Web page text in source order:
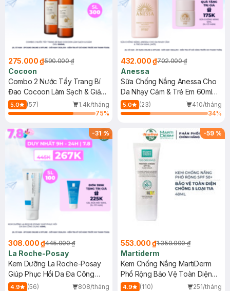
275.000 ₫590.000 ₫
Cocoon
Combo 2 Nước Tẩy Trang Bí
Đao Cocoon Làm Sạch & Giảm
Dầu 500ml
5.0 (57)
1.4k/tháng
75%
432.000 ₫702.000 ₫
Anessa
Sữa Chống Nắng Anessa Cho
Da Nhạy Cảm & Trẻ Em 60ml
(Mới)
5.0 (23)
410/tháng
34%
-31%
308.000 ₫445.000 ₫
La Roche-Posay
Kem Dưỡng La Roche-Posay
Giúp Phục Hồi Da Đa Công
Dụng 40ml
4.9 (56)
808/tháng
-59 %
553.000 ₫1.350.000 ₫
Martiderm
Kem Chống Nắng MartiDerm
Phổ Rộng Bảo Vệ Toàn Diện
40ml
4.9 (110)
251/tháng